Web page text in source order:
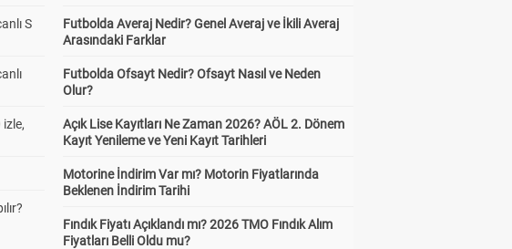
S
Futbolda Averaj Nedir? Genel Averaj ve İkili Averaj
Arasındaki Farklar
Futbolda Ofsayt Nedir? Ofsayt Nasıl ve Neden
Olur?
Açık Lise Kayıtları Ne Zaman 2026? AÖL 2. Dönem
Kayıt Yenileme ve Yeni Kayıt Tarihleri
Motorine İndirim Var mı? Motorin Fiyatlarında
Beklenen İndirim Tarihi
Fındık Fiyatı Açıklandı mı? 2026 TMO Fındık Alım
Fiyatları Belli Oldu mu?